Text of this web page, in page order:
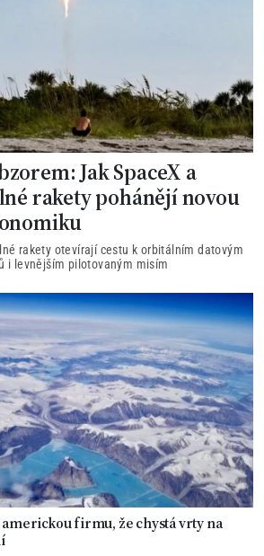
Jak SpaceX a
rakety pohánějí novou
rakety otevírají cestu k orbitálním datovým
i levnějším pilotovaným misím
firmu, že chystá vrty na